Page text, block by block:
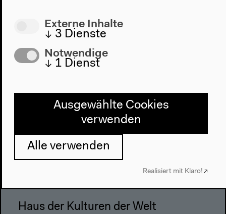
Besuch
Anfahrt
Barrierefreiheit
Webshop
Kontakt
Datenschutzeinstellungen
Datenschutzerklärung
Haus der Kulturen der Welt
Externe Inhalte
↓ 3 Dienste
Notwendige
↓ 1 Dienst
Ausgewählte Cookies
verwenden
Alle verwenden
Realisiert mit Klaro!